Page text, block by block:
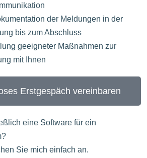
der Meldungen in der
bis zum Abschluss
geeigneter Maßnahmen zur
mit Ihnen
Erstgespäch vereinbaren
eine Software für ein
Sie mich einfach an.